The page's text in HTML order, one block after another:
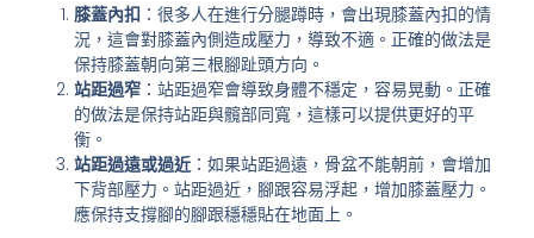
膝蓋內扣 ：很多人在進行分腿蹲時，會出現膝蓋內扣的情
況，這會對膝蓋內側造成壓力，導致不適。正確的做法是
保持膝蓋朝向第三根腳趾頭方向。
站距過窄：站距過窄會導致身體不穩定，容易晃動。正確
的做法是保持站距與髖部同寬，這樣可以提供更好的平
衡。
站距過遠或過近：如果站距過遠，骨盆不能朝前，會增加
下背部壓力。站距過近，腳跟容易浮起，增加膝蓋壓力。
應保持支撐腳的腳跟穩穩貼在地面上。